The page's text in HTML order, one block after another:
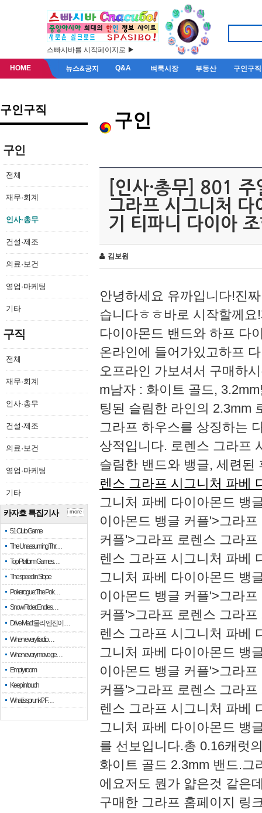
스빠시바를 시작페이지로 ▶
HOME 뉴스&공지 Q&A 벼룩시장 부동산 구인구직
구인구직
구인
전체
재무·회계
인사·총무
건설·제조
의료·보건
영업·마케팅
기타
구직
전체
재무·회계
인사·총무
건설·제조
의료·보건
영업·마케팅
기타
카자흐 특집기사
51 Club Game
The Unassuming Thr…
Top Platform Games…
The speed in Slope
Pokerogue: The Pok…
Snow Rider: Endles…
Drive Mad: 물리 엔진이 …
When every fractio…
When every move ge…
Empty room
Keep in touch
What is sprunki? F…
more
구인
[인사·총무] 801
그라프 시그니처 다
기 티파니 다이아
김보원
안녕하세요 유까입니다!진
습니다ㅎㅎ​바로 시작할께
다이아몬드 밴드와 하프 다
온라인에 들어가있고하프
오프라인 가보셔서 구매하
m남자 : 화이트 골드,
팅된 슬림한 라인의 2.3mm
그라프 하우스를 상징하는
상적입니다. 로렌스 그라프
슬림한 밴드와 뱅글, 세련
렌스 그라프 시그니처 파베
그니처 파베 다이아몬드 뱅
이아몬드 뱅글 커플'>그라
커플'>그라프 로렌스 그라
렌스 그라프 시그니처 파베
그니처 파베 다이아몬드 뱅
이아몬드 뱅글 커플'>그라
커플'>그라프 로렌스 그라
렌스 그라프 시그니처 파베
그니처 파베 다이아몬드 뱅
이아몬드 뱅글 커플'>그라
커플'>그라프 로렌스 그라
렌스 그라프 시그니처 파베
그니처 파베 다이아몬드 뱅
를 선보입니다.​총 0.16캐럿
화이트 골드 2.3mm 밴드.그
에요저도 뭔가 얇은것 같은
구매한 그라프 홈페이지 링